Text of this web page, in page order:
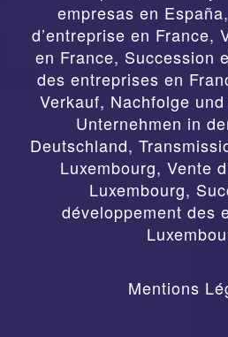
empresas en España
d’entreprise en France,
en France, Succession
des entreprises en
Verkauf, Nachfolge
Unternehmen in
Deutschland,
Luxembourg, Vente
Luxembourg,
développement des
Mentions